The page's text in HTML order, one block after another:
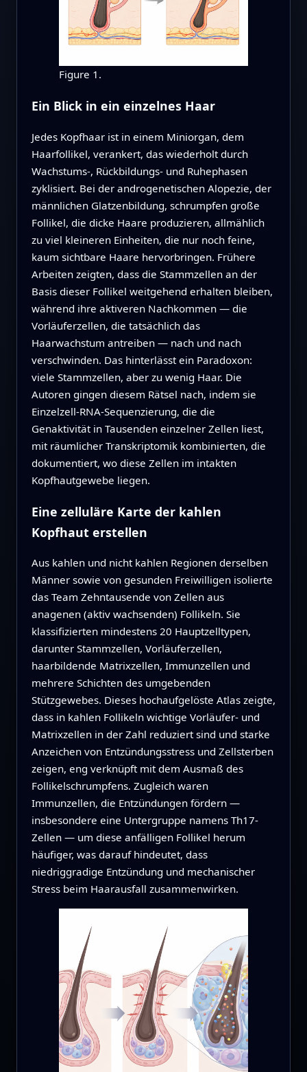
Figure 1.
Ein Blick in ein einzelnes Haar
Jedes Kopfhaar ist in einem Miniorgan, dem
Haarfollikel, verankert, das wiederholt durch
Wachstums-, Rückbildungs- und Ruhephasen
zyklisiert. Bei der androgenetischen Alopezie, der
männlichen Glatzenbildung, schrumpfen große
Follikel, die dicke Haare produzieren, allmählich
zu viel kleineren Einheiten, die nur noch feine,
kaum sichtbare Haare hervorbringen. Frühere
Arbeiten zeigten, dass die Stammzellen an der
Basis dieser Follikel weitgehend erhalten bleiben,
während ihre aktiveren Nachkommen — die
Vorläuferzellen, die tatsächlich das
Haarwachstum antreiben — nach und nach
verschwinden. Das hinterlässt ein Paradoxon:
viele Stammzellen, aber zu wenig Haar. Die
Autoren gingen diesem Rätsel nach, indem sie
Einzelzell-RNA-Sequenzierung, die die
Genaktivität in Tausenden einzelner Zellen liest,
mit räumlicher Transkriptomik kombinierten, die
dokumentiert, wo diese Zellen im intakten
Kopfhautgewebe liegen.
Eine zelluläre Karte der kahlen
Kopfhaut erstellen
Aus kahlen und nicht kahlen Regionen derselben
Männer sowie von gesunden Freiwilligen isolierte
das Team Zehntausende von Zellen aus
anagenen (aktiv wachsenden) Follikeln. Sie
klassifizierten mindestens 20 Hauptzelltypen,
darunter Stammzellen, Vorläuferzellen,
haarbildende Matrixzellen, Immunzellen und
mehrere Schichten des umgebenden
Stützgewebes. Dieses hochaufgelöste Atlas zeigte,
dass in kahlen Follikeln wichtige Vorläufer- und
Matrixzellen in der Zahl reduziert sind und starke
Anzeichen von Entzündungsstress und Zellsterben
zeigen, eng verknüpft mit dem Ausmaß des
Follikelschrumpfens. Zugleich waren
Immunzellen, die Entzündungen fördern —
insbesondere eine Untergruppe namens Th17-
Zellen — um diese anfälligen Follikel herum
häufiger, was darauf hindeutet, dass
niedriggradige Entzündung und mechanischer
Stress beim Haarausfall zusammenwirken.